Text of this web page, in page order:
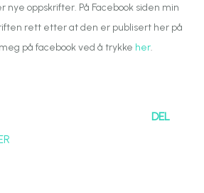
nye oppskrifter. På Facebook siden min
rett etter at den er publisert her på
på facebook ved å trykke her.
DEL